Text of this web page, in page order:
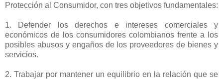
Protección al Consumidor, con tres objetivos fundamentales:
1. Defender los derechos e intereses comerciales y
económicos de los consumidores colombianos frente a los
posibles abusos y engaños de los proveedores de bienes y
servicios.
2. Trabajar por mantener un equilibrio en la relación que se